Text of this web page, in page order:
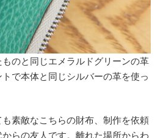
のと同じエメラルドグリーンの革
で本体と同じシルバーの革を使っ
素敵なこちらの財布、制作を依頼
らの友人です。離れた場所からわ